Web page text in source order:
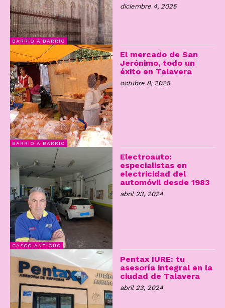
BARRIO A BARRIO
diciembre 4, 2025
BARRIO A BARRIO
El mercado de San
Jerónimo, todo un
éxito en Talavera
octubre 8, 2025
CASCO ANTIGÜO
Electroauto:
especialistas en
electricidad del
automóvil desde 1983
abril 23, 2024
Pentax IURE: tu
asesoría integral en la
ciudad de Talavera
abril 23, 2024